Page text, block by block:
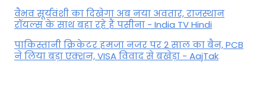
वैभव सूर्यवंशी का दिखेगा अब नया अवतार, राजस्थान
रॉयल्स के साथ बहा रहे हैं पसीना - India TV Hindi
पाकिस्तानी क्रिकेटर हमजा नजर पर 2 साल का बैन, PCB
ने ल‍िया बड़ा एक्शन, VISA व‍िवाद से बखेड़ा - AajTak